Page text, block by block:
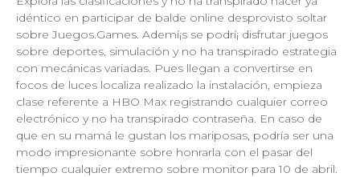
idéntico en participar de balde online desprovisto soltar
sobre Juegos.Games. Ademí¡s se podrí¡ disfrutar juegos
sobre deportes, simulación y no ha transpirado estrategia
con mecánicas variadas. Pues llegan a convertirse en
focos de luces localiza realizado la instalación, empieza
clase referente a HBO Max registrando cualquier correo
electrónico y no ha transpirado contraseña. En caso de
que en su mamá le gustan los mariposas, podría ser una
modo impresionante sobre honrarla con el pasar del
tiempo cualquier extremo sobre monitor para 10 de abril.